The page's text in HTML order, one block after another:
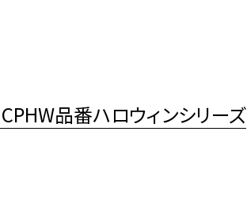
品番ハロウィンシリーズ